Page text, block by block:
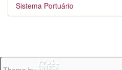
Sistema Portuário